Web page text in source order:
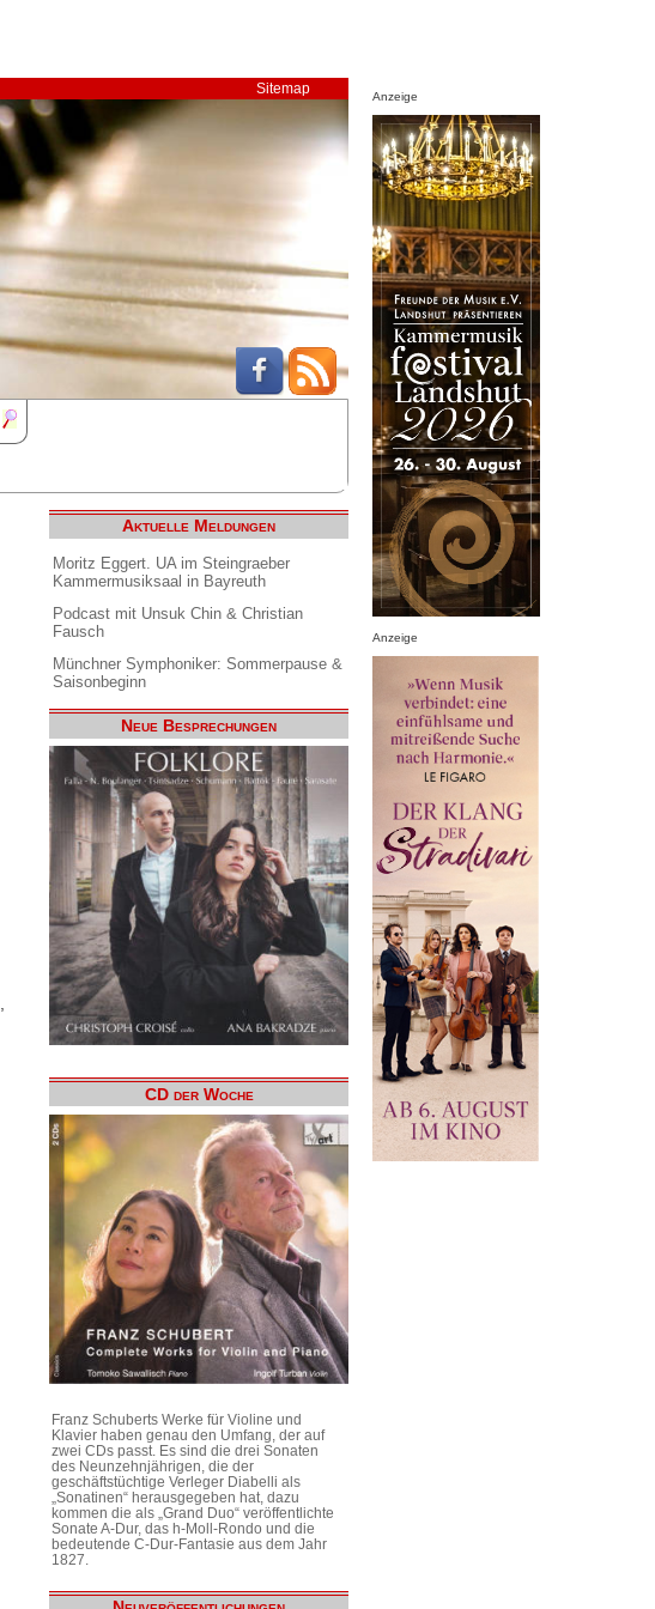
Sitemap
Aktuelle Meldungen
Moritz Eggert. UA im Steingraeber
Kammermusiksaal in Bayreuth
Podcast mit Unsuk Chin & Christian
Fausch
Münchner Symphoniker: Sommerpause &
Saisonbeginn
Neue Besprechungen
CD der Woche
Franz Schuberts Werke für Violine und
Klavier haben genau den Umfang, der auf
zwei CDs passt. Es sind die drei Sonaten
des Neunzehnjährigen, die der
geschäftstüchtige Verleger Diabelli als
„Sonatinen“ herausgegeben hat, dazu
kommen die als „Grand Duo“ veröffentlichte
Sonate A-Dur, das h-Moll-Rondo und die
bedeutende C-Dur-Fantasie aus dem Jahr
1827.
Anzeige
Anzeige